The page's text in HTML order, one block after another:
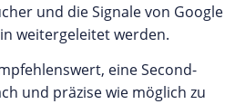
und die Signale von Google
weitergeleitet werden.
eine Second-
und präzise wie möglich zu